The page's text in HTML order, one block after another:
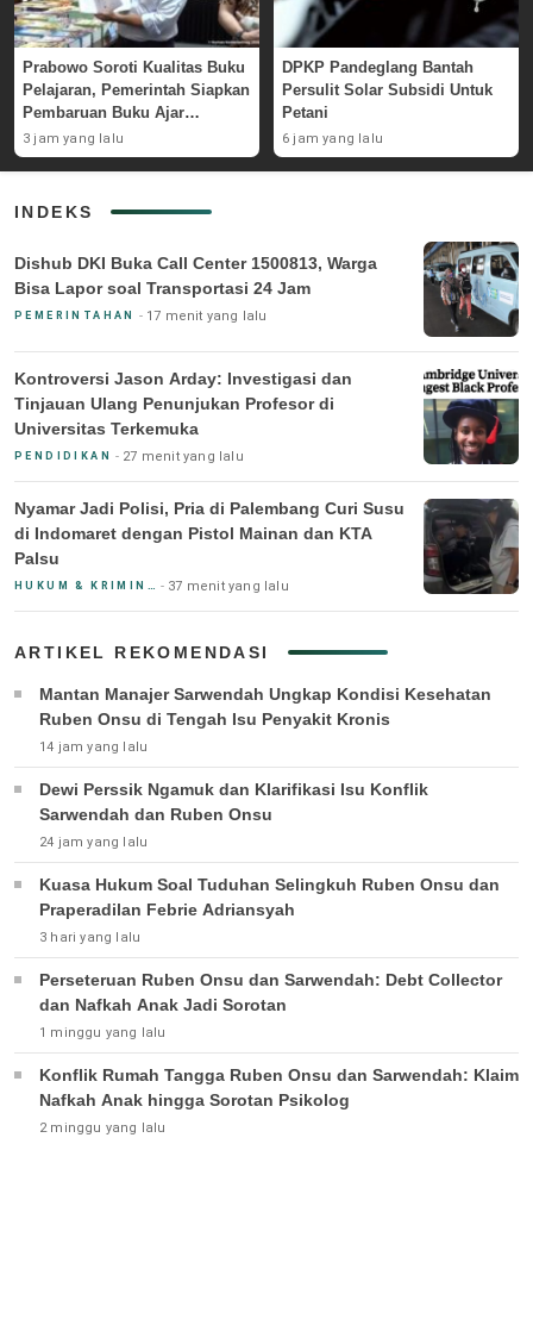
Prabowo Soroti Kualitas Buku
Pelajaran, Pemerintah Siapkan
Pembaruan Buku Ajar
Nasional
3 jam yang lalu
DPKP Pandeglang Bantah
Persulit Solar Subsidi Untuk
Petani
6 jam yang lalu
INDEKS
Dishub DKI Buka Call Center 1500813, Warga
Bisa Lapor soal Transportasi 24 Jam
PEMERINTAHAN 17 menit yang lalu
Kontroversi Jason Arday: Investigasi dan
Tinjauan Ulang Penunjukan Profesor di
Universitas Terkemuka
PENDIDIKAN 27 menit yang lalu
Nyamar Jadi Polisi, Pria di Palembang Curi Susu
di Indomaret dengan Pistol Mainan dan KTA
Palsu
37 menit yang lalu
ARTIKEL REKOMENDASI
Mantan Manajer Sarwendah Ungkap Kondisi Kesehatan
Ruben Onsu di Tengah Isu Penyakit Kronis
14 jam yang lalu
Dewi Perssik Ngamuk dan Klarifikasi Isu Konflik
Sarwendah dan Ruben Onsu
24 jam yang lalu
Kuasa Hukum Soal Tuduhan Selingkuh Ruben Onsu dan
Praperadilan Febrie Adriansyah
3 hari yang lalu
Perseteruan Ruben Onsu dan Sarwendah: Debt Collector
dan Nafkah Anak Jadi Sorotan
1 minggu yang lalu
Konflik Rumah Tangga Ruben Onsu dan Sarwendah: Klaim
Nafkah Anak hingga Sorotan Psikolog
2 minggu yang lalu